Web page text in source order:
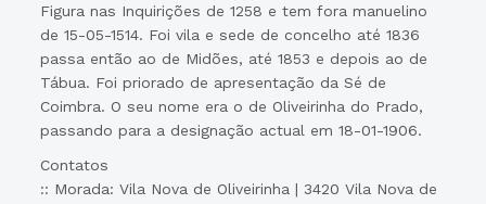
Figura nas Inquirições de 1258 e tem fora manuelino
de 15-05-1514. Foi vila e sede de concelho até 1836
passa então ao de Midões, até 1853 e depois ao de
Tábua. Foi priorado de apresentação da Sé de
Coimbra. O seu nome era o de Oliveirinha do Prado,
passando para a designação actual em 18-01-1906.
Contatos
:: Morada: Vila Nova de Oliveirinha | 3420 Vila Nova de